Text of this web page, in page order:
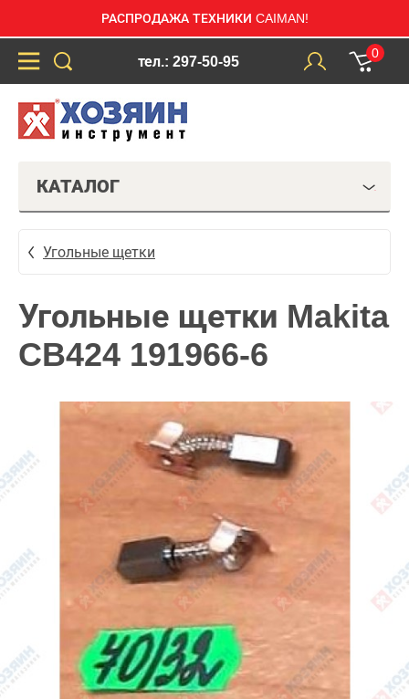
РАСПРОДАЖА ТЕХНИКИ CAIMAN!
тел.: 297-50-95
0
КАТАЛОГ
Угольные щетки
Угольные щетки Makita
CB424 191966-6